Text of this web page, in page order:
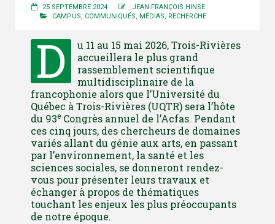
25 SEPTEMBRE 2024
JEAN-FRANÇOIS HINSE
CAMPUS, COMMUNIQUÉS, MÉDIAS, RECHERCHE
D
u 11 au 15 mai 2026, Trois-Rivières
accueillera le plus grand
rassemblement scientifique
multidisciplinaire de la
francophonie alors que l’Université du
Québec à Trois-Rivières (UQTR) sera l’hôte
du 93e Congrès annuel de l’Acfas. Pendant
ces cinq jours, des chercheurs de domaines
variés allant du génie aux arts, en passant
par l’environnement, la santé et les
sciences sociales, se donneront rendez-
vous pour présenter leurs travaux et
échanger à propos de thématiques
touchant les enjeux les plus préoccupants
de notre époque.